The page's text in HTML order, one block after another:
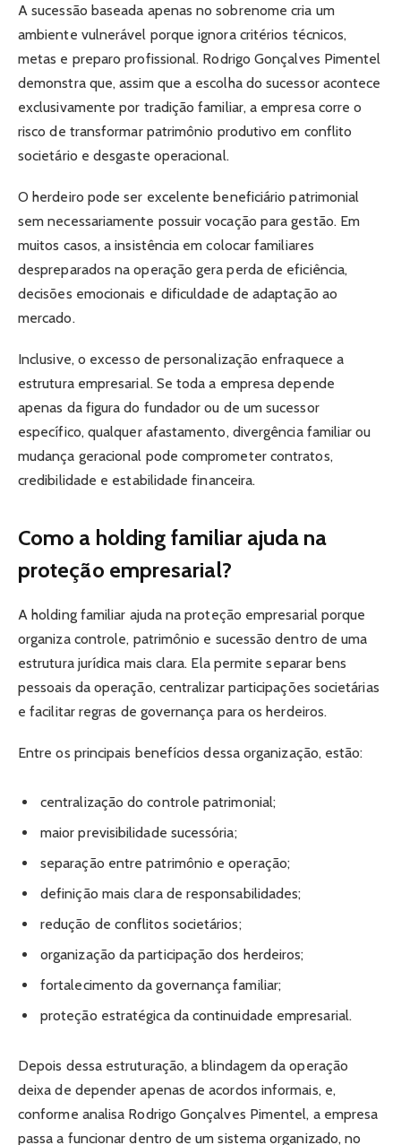
A sucessão baseada apenas no sobrenome cria um
ambiente vulnerável porque ignora critérios técnicos,
metas e preparo profissional. Rodrigo Gonçalves Pimentel
demonstra que, assim que a escolha do sucessor acontece
exclusivamente por tradição familiar, a empresa corre o
risco de transformar patrimônio produtivo em conflito
societário e desgaste operacional.
O herdeiro pode ser excelente beneficiário patrimonial
sem necessariamente possuir vocação para gestão. Em
muitos casos, a insistência em colocar familiares
despreparados na operação gera perda de eficiência,
decisões emocionais e dificuldade de adaptação ao
mercado.
Inclusive, o excesso de personalização enfraquece a
estrutura empresarial. Se toda a empresa depende
apenas da figura do fundador ou de um sucessor
específico, qualquer afastamento, divergência familiar ou
mudança geracional pode comprometer contratos,
credibilidade e estabilidade financeira.
Como a holding familiar ajuda na
proteção empresarial?
A holding familiar ajuda na proteção empresarial porque
organiza controle, patrimônio e sucessão dentro de uma
estrutura jurídica mais clara. Ela permite separar bens
pessoais da operação, centralizar participações societárias
e facilitar regras de governança para os herdeiros.
Entre os principais benefícios dessa organização, estão:
centralização do controle patrimonial;
maior previsibilidade sucessória;
separação entre patrimônio e operação;
definição mais clara de responsabilidades;
redução de conflitos societários;
organização da participação dos herdeiros;
fortalecimento da governança familiar;
proteção estratégica da continuidade empresarial.
Depois dessa estruturação, a blindagem da operação
deixa de depender apenas de acordos informais, e,
conforme analisa Rodrigo Gonçalves Pimentel, a empresa
passa a funcionar dentro de um sistema organizado, no